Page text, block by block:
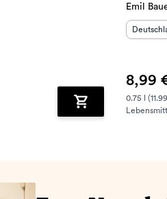
Zum Warenkorb
Emil
8,99
0.75 l